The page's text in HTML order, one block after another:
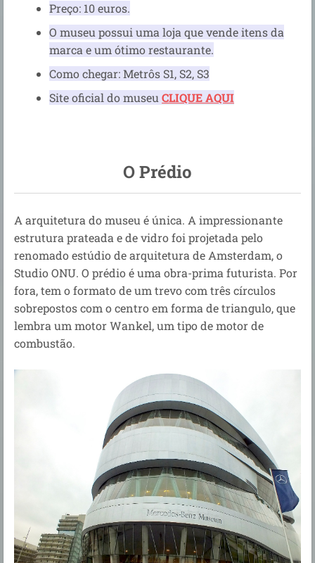
Preço: 10 euros.
O museu possui uma loja que vende itens da
marca e um ótimo restaurante.
Como chegar: Metrôs S1, S2, S3
Site oficial do museuCLIQUE AQUI
O Prédio
A arquitetura do museu é única. A impressionante
estrutura prateada e de vidrofoi projetada pelo
renomado estúdio de arquitetura de Amsterdam, o
Studio ONU. O prédio é uma obra-prima futurista. Por
fora, tem o formato de um trevo com três círculos
sobrepostos com o centro em forma de triangulo, que
lembra um motor Wankel, um tipo de motor de
combustão.